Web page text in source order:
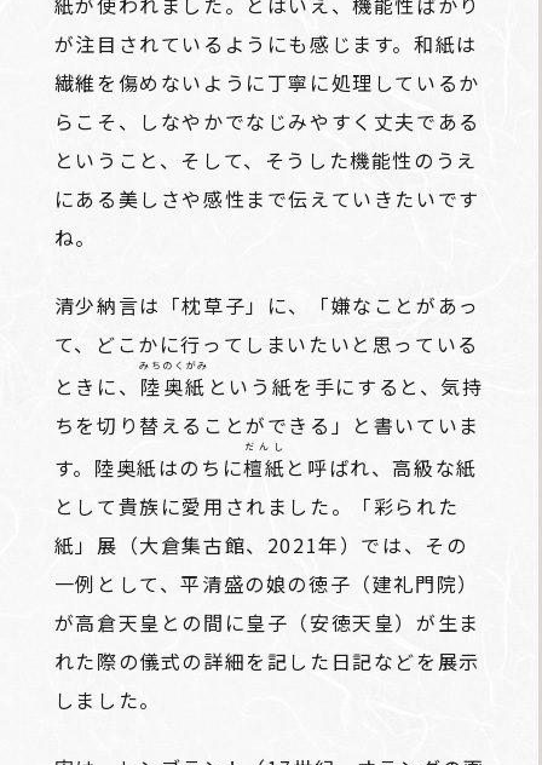
が注目されているようにも感じます。和紙は
繊維を傷めないように丁寧に処理しているか
らこそ、しなやかでなじみやすく丈夫である
ということ、そして、そうした機能性のうえ
にある美しさや感性まで伝えていきたいです
ね。
清少納言は「枕草子」に、「嫌なことがあっ
て、どこかに行ってしまいたいと思っている
ときに、 陸奥紙
みちのくがみ
という紙を手にすると、気持
ちを切り替えることができる」と書いていま
す。陸奥紙はのちに檀紙
だんし
と呼ばれ、高級な紙
として貴族に愛用されました。「彩られた
紙」展（大倉集古館、2021年）では、その
一例として、平清盛の娘の徳子（建礼門院）
が高倉天皇との間に皇子（安徳天皇）が生ま
れた際の儀式の詳細を記した日記などを展示
しました。